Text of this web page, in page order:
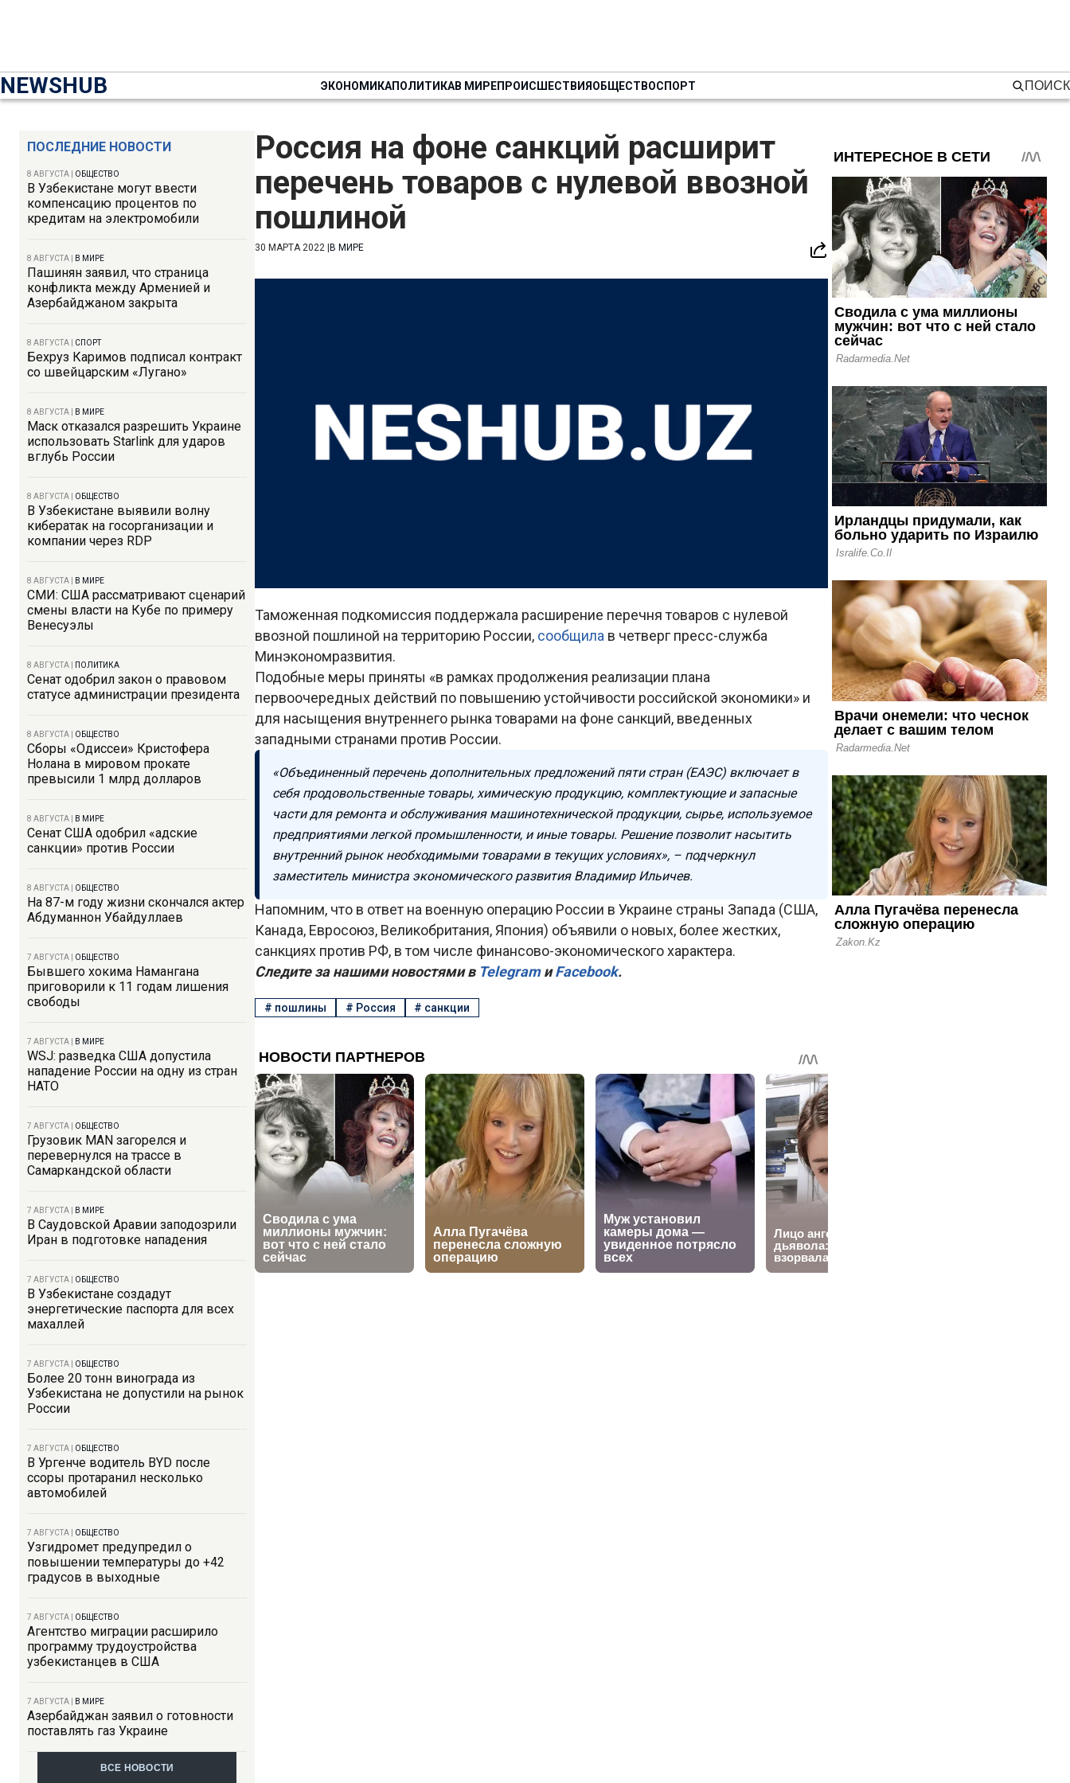
NEWSHUB ЭКОНОМИКАПОЛИТИКАВ МИРЕПРОИСШЕСТВИЯОБЩЕСТВОСПОРТ ПОИСК
ПОСЛЕДНИЕ НОВОСТИ
8 АВГУСТА ОБЩЕСТВО
В Узбекистане могут ввести
компенсацию процентов по
кредитам на электромобили
8 АВГУСТА В МИРЕ
Пашинян заявил, что страница
конфликта между Арменией и
Азербайджаном закрыта
8 АВГУСТА СПОРТ
Бехруз Каримов подписал контракт
со швейцарским «Лугано»
8 АВГУСТА В МИРЕ
Маск отказался разрешить Украине
использовать Starlink для ударов
вглубь России
8 АВГУСТА ОБЩЕСТВО
В Узбекистане выявили волну
кибератак на госорганизации и
компании через RDP
8 АВГУСТА В МИРЕ
СМИ: США рассматривают сценарий
смены власти на Кубе по примеру
Венесуэлы
8 АВГУСТА ПОЛИТИКА
Сенат одобрил закон о правовом
статусе администрации президента
8 АВГУСТА ОБЩЕСТВО
Сборы «Одиссеи» Кристофера
Нолана в мировом прокате
превысили 1 млрд долларов
8 АВГУСТА В МИРЕ
Сенат США одобрил «адские
санкции» против России
8 АВГУСТА ОБЩЕСТВО
На 87-м году жизни скончался актер
Абдуманнон Убайдуллаев
7 АВГУСТА ОБЩЕСТВО
Бывшего хокима Намангана
приговорили к 11 годам лишения
свободы
7 АВГУСТА В МИРЕ
WSJ: разведка США допустила
нападение России на одну из стран
НАТО
7 АВГУСТА ОБЩЕСТВО
Грузовик MAN загорелся и
перевернулся на трассе в
Самаркандской области
7 АВГУСТА В МИРЕ
В Саудовской Аравии заподозрили
Иран в подготовке нападения
7 АВГУСТА ОБЩЕСТВО
В Узбекистане создадут
энергетические паспорта для всех
махаллей
7 АВГУСТА ОБЩЕСТВО
Более 20 тонн винограда из
Узбекистана не допустили на рынок
России
7 АВГУСТА ОБЩЕСТВО
В Ургенче водитель BYD после
ссоры протаранил несколько
автомобилей
7 АВГУСТА ОБЩЕСТВО
Узгидромет предупредил о
повышении температуры до +42
градусов в выходные
7 АВГУСТА ОБЩЕСТВО
Агентство миграции расширило
программу трудоустройства
узбекистанцев в США
7 АВГУСТА В МИРЕ
Азербайджан заявил о готовности
поставлять газ Украине
ВСЕ НОВОСТИ
Россия на фоне санкций расширит
перечень товаров с нулевой ввозной
пошлиной
30 МАРТА 2022 В МИРЕ
Таможенная подкомиссия поддержала расширение перечня товаров с нулевой
ввозной пошлиной на территорию России, сообщила в четверг пресс-служба
Минэкономразвития.
Подобные меры приняты «в рамках продолжения реализации плана
первоочередных действий по повышению устойчивости российской экономики» и
для насыщения внутреннего рынка товарами на фоне санкций, введенных
западными странами против России.
«Объединенный перечень дополнительных предложений пяти стран (ЕАЭС) включает в
себя продовольственные товары, химическую продукцию, комплектующие и запасные
части для ремонта и обслуживания машинотехнической продукции, сырье, используемое
предприятиями легкой промышленности, и иные товары. Решение позволит насытить
внутренний рынок необходимыми товарами в текущих условиях», – подчеркнул
заместитель министра экономического развития Владимир Ильичев.
Напомним, что в ответ на военную операцию России в Украине страны Запада (США,
Канада, Евросоюз, Великобритания, Япония) объявили о новых, более жестких,
санкциях против РФ, в том числе финансово-экономического характера.
Следите за нашими новостями вTelegramиFacebook.
# пошлины # Россия # санкции